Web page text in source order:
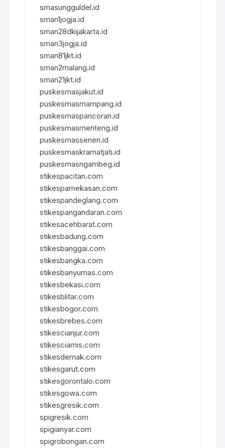
smasungguldel.id
sman1jogja.id
sman28dkijakarta.id
sman3jogja.id
sman81jkt.id
sman2malang.id
sman21jkt.id
puskesmasjakut.id
puskesmasmampang.id
puskesmaspancoran.id
puskesmasmenteng.id
puskesmassenen.id
puskesmaskramatjati.id
puskesmasngambeg.id
stikespacitan.com
stikespamekasan.com
stikespandeglang.com
stikespangandaran.com
stikesacehbarat.com
stikesbadung.com
stikesbanggai.com
stikesbangka.com
stikesbanyumas.com
stikesbekasi.com
stikesblitar.com
stikesbogor.com
stikesbrebes.com
stikescianjur.com
stikesciamis.com
stikesdemak.com
stikesgarut.com
stikesgorontalo.com
stikesgowa.com
stikesgresik.com
spigresik.com
spigianyar.com
spigrobongan.com